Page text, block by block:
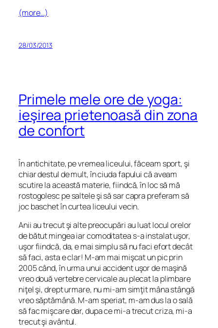
(more…)
28/03/2013
Primele mele ore de yoga:
ieşirea prietenoasă din zona
de confort
În antichitate, pe vremea liceului, făceam sport, şi
chiar destul de mult, în ciuda fapului că aveam
scutire la această materie, fiindcă, în loc să mă
rostogolesc pe saltele şi să sar capra preferam să
joc baschet în curtea liceului vecin.
Anii au trecut şi alte preocupări au luat locul orelor
de bătut mingea iar comoditatea s-a instalat uşor,
uşor fiindcă, da, e mai simplu să nu faci efort decât
să faci, asta e clar! M-am mai mişcat un pic prin
2005 când, în urma unui accident uşor de maşină
vreo două vertebre cervicale au plecat la plimbare
niţel şi, drept urmare, nu mi-am simţit mâna stângă
vreo săptămână. M-am speriat, m-am dus la o sală
să fac mişcare dar, dupa ce mi-a trecut criza, mi-a
trecut şi avântul.